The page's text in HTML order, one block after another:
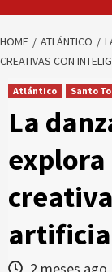
HOME ATLÁNTICO
CREATIVAS CON
Atlántico Santo
La